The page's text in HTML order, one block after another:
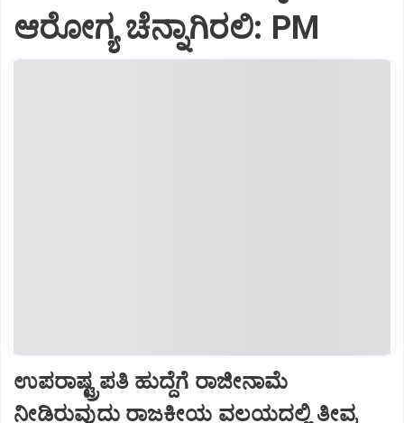
ಆರೋಗ್ಯ ಚೆನ್ನಾಗಿರಲಿ: PM
ಉಪರಾಷ್ಟ್ರಪತಿ ಹುದ್ದೆಗೆ ರಾಜೀನಾಮೆ
ನೀಡಿರುವುದು ರಾಜಕೀಯ ವಲಯದಲ್ಲಿ ತೀವ್ರ